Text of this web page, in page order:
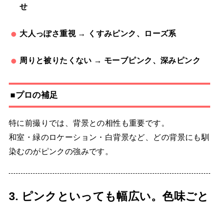
せ
大人っぽさ重視 → くすみピンク、ローズ系
周りと被りたくない → モーブピンク、深みピンク
■プロの補足
特に前撮りでは、背景との相性も重要です。
和室・緑のロケーション・白背景など、どの背景にも馴
染むのがピンクの強みです。
3. ピンクといっても幅広い。色味ごと